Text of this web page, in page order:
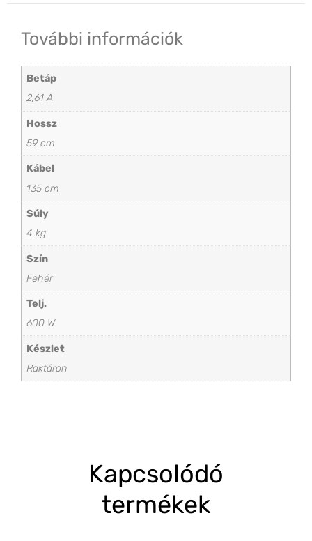
További információk
Betáp
2,61 A
Hossz
59 cm
Kábel
135 cm
Súly
4 kg
Szín
Fehér
Telj.
600 W
Készlet
Raktáron
Kapcsolódó
termékek